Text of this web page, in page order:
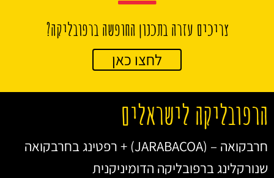
צריכים עזרה בתכנון החופשה ברפובליקה?
לחצו כאן
הרפובליקה לישראלים
חרבקואה – (JARABACOA) + רפטינג בחרבקואה
שנורקלינג ברפובליקה הדומיניקנית